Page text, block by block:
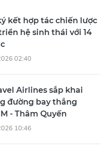
kết hợp tác chiến lược
hệ sinh thái với 14
02:40
Airlines sắp khai
đường bay thẳng
- Thâm Quyến
10:46